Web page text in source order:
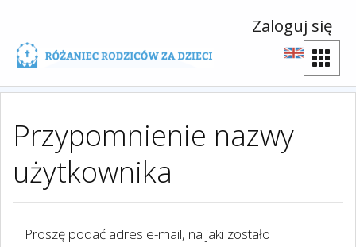
Zaloguj się
Przypomnienie nazwy
użytkownika
Proszę podać adres e-mail, na jaki zostało